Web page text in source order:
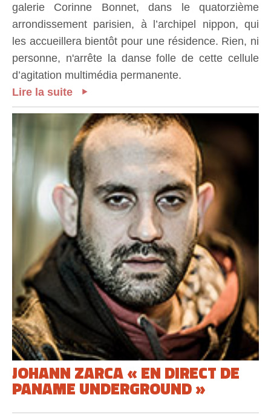
galerie Corinne Bonnet, dans le quatorzième
arrondissement parisien, à l’archipel nippon, qui
les accueillera bientôt pour une résidence. Rien, ni
personne, n'arrête la danse folle de cette cellule
d’agitation multimédia permanente.
Lire la suite
JOHANN ZARCA « EN DIRECT DE
PANAME UNDERGROUND »